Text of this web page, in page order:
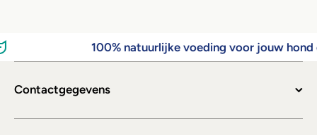
100% natuurlijke voeding voor jouw hond
Contactgegevens